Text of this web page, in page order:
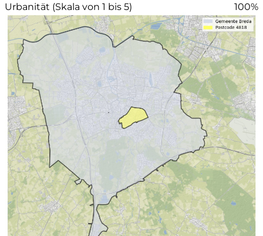
Urbanität (Skala von 1 bis 5)
100%